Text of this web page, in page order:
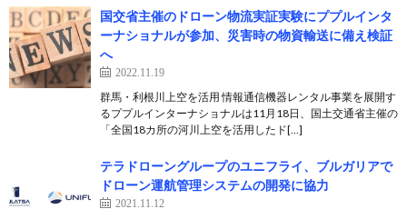
国交省主催のドローン物流実証実験にププルインタ
ーナショナルが参加、災害時の物資輸送に備え検証
へ
2022.11.19
群馬・利根川上空を活用 情報通信機器レンタル事業を展開す
るププルインターナショナルは11月18日、国土交通省主催の
「全国18カ所の河川上空を活用したド[…]
テラドローングループのユニフライ、ブルガリアで
ドローン運航管理システムの開発に協力
2021.11.12